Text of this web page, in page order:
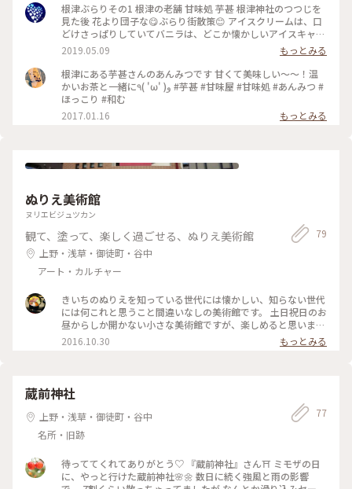
根津ぶらりその1 根津の老舗 甘味処 芋甚 根津神社のつつじを
見た後 花より団子な😋ぶらり街散策😊 アイスクリームは、口
どけさっぱりしていてバニラは、どこか懐かしいアイスキャン
デーのようなお味😍 あずきも甘すぎず口の中でサッと溶ける
感じでこれまた美味しい〜😍 アベックあんみつを頂きました
😍😋 テイクアウトの手作りアイス最中が人気で 注文が入って
から手際よくサクサクした最中に アイスクリームをのせてサ
ッとサンドして紙袋に 入れている様子が楽しくて、格子の窓か
ら 歩道のつつじを眺めながら食べれてラッキー🤞 #おいしい時
間 #根津 #あんみつ #甘味処#谷根千
2019.05.09
もっとみる
根津にある芋甚さんのあんみつです 甘くて美味しい〜〜！温
かいお茶と一緒に٩( 'ω' )و #芋甚 #甘味屋 #甘味処 #あんみつ #
ほっこり #和む
2017.01.16
もっとみる
ぬりえ美術館
ヌリエビジュツカン
観て、塗って、楽しく過ごせる、ぬりえ美術館
上野・浅草・御徒町・谷中
アート・カルチャー
79
きいちのぬりえを知っている世代には懐かしい、知らない世代
には何これと思うこと間違いなしの美術館です。 土日祝日のお
昼からしか開かない小さな美術館ですが、楽しめると思いま
す。 館内で実際にぬりえもできますよ。 #荒川区 #散歩 #懐か
しい #ミュージアム
2016.10.30 もっとみる
蔵前神社
上野・浅草・御徒町・谷中
名所・旧跡
77
待っててくれてありがとう♡ 『蔵前神社』さん⛩️ ミモザの日
に、やっと行けた蔵前神社🌸🌼 数日に続く強風と雨の影響